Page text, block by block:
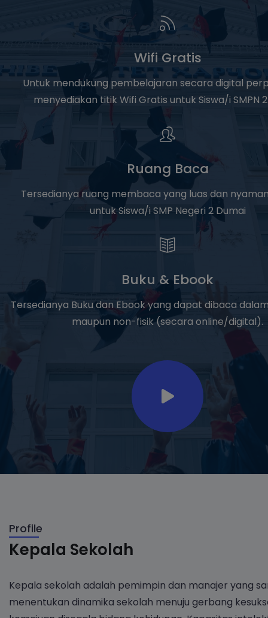
Wifi Gratis
Untuk mendukung pembelajaran secara digital
menyediakan titik Wifi Gratis untuk Siswa/i SMPN
Ruang Baca
Tersedianya ruang membaca yang luas dan
untuk Siswa/i SMP Negeri 2 Dumai
Buku & Ebook
Tersedianya Buku dan Ebook yang dapat dibaca
maupun non-fisik (secara online/digital).
Profile
Kepala Sekolah
Kepala sekolah adalah pemimpin dan manajer yang
menentukan dinamika sekolah menuju gerbang